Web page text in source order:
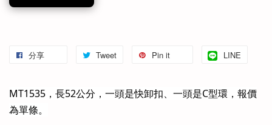
分享 Tweet Pin it LINE
MT1535，長52公分，⼀頭是快卸扣、⼀頭是C型環，報價
為單條。